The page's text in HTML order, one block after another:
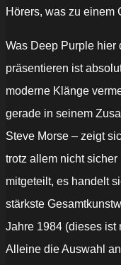
Hörers, was zu einem
Was Deep Purple hier
präsentieren ist
moderne Klänge
gerade in seinem
Steve Morse – zeigt
trotz allem nicht
mitgeteilt, es handelt
stärkste
Jahre 1984 (dieses ist
Alleine die Auswahl